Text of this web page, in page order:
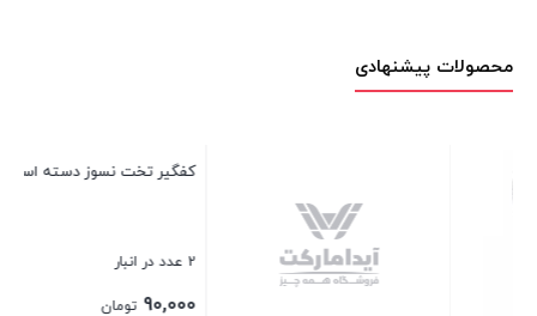
محصولات پیشنهادی
توالت شو چهارگوش بازن لایف
230,000 تومان